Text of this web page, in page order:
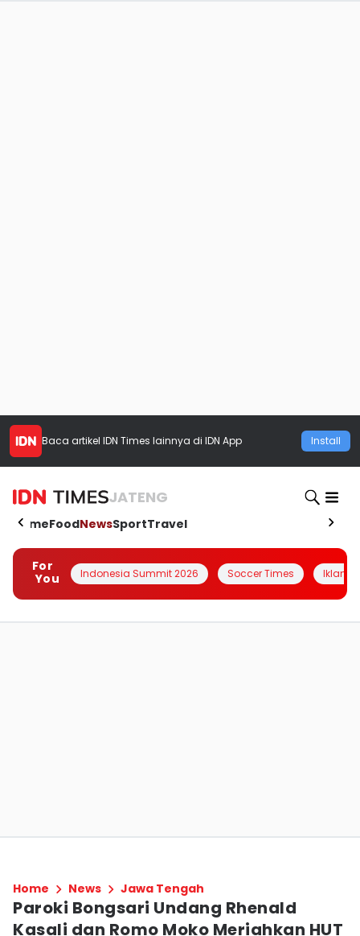
Baca artikel IDN Times lainnya di IDN App Install
JATENG
HomeFoodNewsSportTravel
For
You
Indonesia Summit 2026 Soccer Times Iklanin
Home News Jawa Tengah
Paroki Bongsari Undang Rhenald
Kasali dan Romo Moko Meriahkan HUT